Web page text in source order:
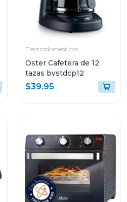
Electrodomésticos
Oster Cafetera de 12
tazas bvstdcp12
$39.95